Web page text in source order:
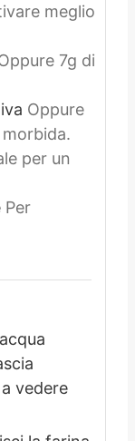
meglio
7g di
Oppure
per un
Per
vedere